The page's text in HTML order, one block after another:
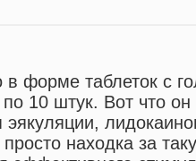
в форме таблеток с
10 штук. Вот что
находка за